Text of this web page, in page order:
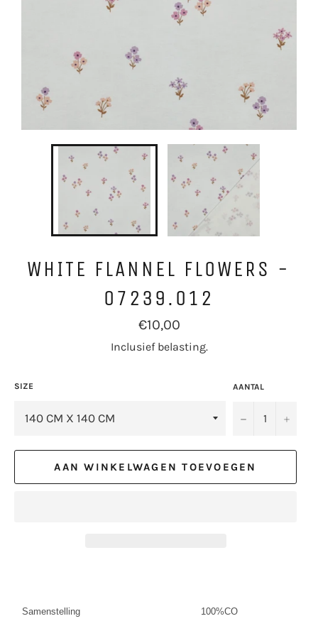
WHITE FLANNEL FLOWERS -
07239.012
Normale
prijs
€10,00
Inclusief belasting.
SIZE AANTAL
− +
AAN WINKELWAGEN TOEVOEGEN
Samenstelling 100%CO